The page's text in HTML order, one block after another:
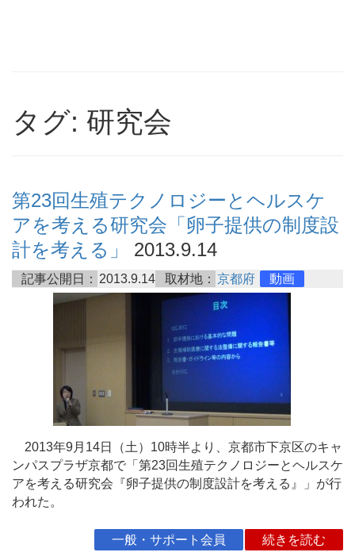
タグ: 研究会
第23回生殖テクノロジーとヘルスケ
アを考える研究会「卵子提供の制度設
計を考える」
2013.9.14
記事公開日： 2013.9.14 取材地： 京都府 動画
2013年9月14日（土）10時半より、京都市下京区のキャ
ンパスプラザ京都で「第23回生殖テクノロジーとヘルスケ
アを考える研究会『卵子提供の制度設計を考える』」が行
われた。
一般・サポート会員 続きを読む